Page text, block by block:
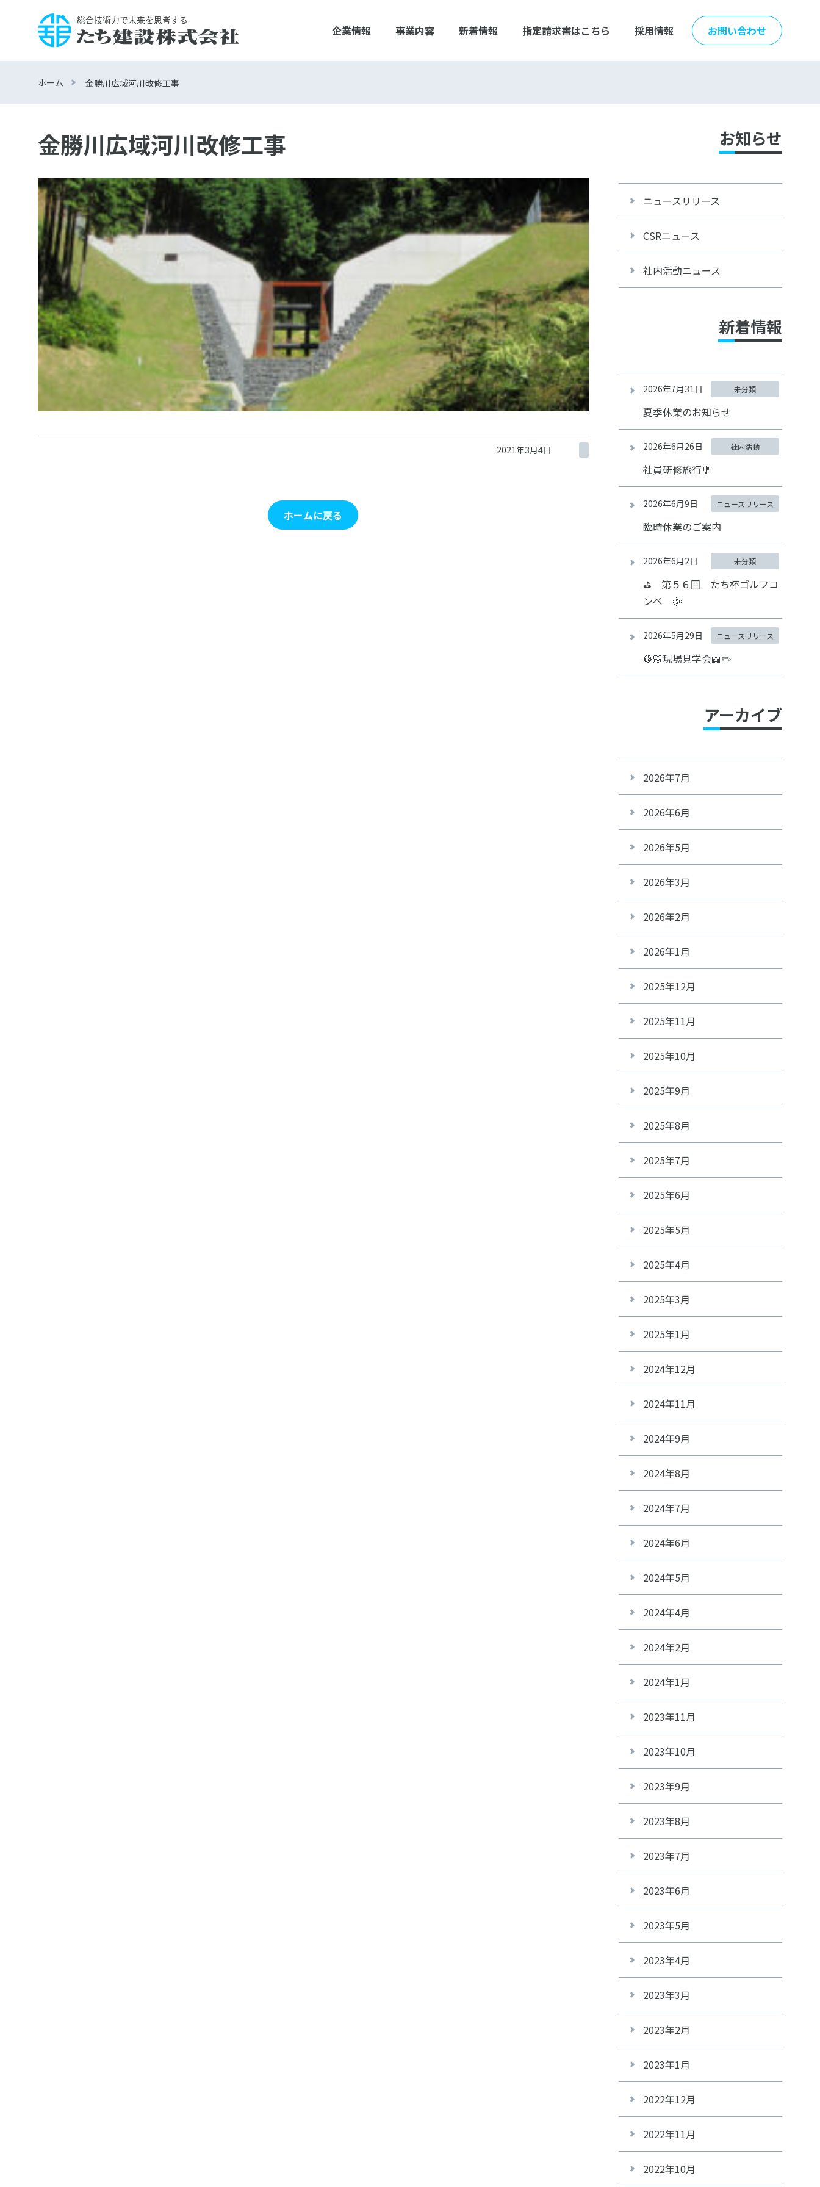
企業情報 事業内容 新着情報 指定請求書はこちら 採用情報 お問い合わせ
ホーム 金勝川広域河川改修工事
金勝川広域河川改修工事
2021年3月4日
ホームに戻る
お知らせ
ニュースリリース
CSRニュース
社内活動ニュース
新着情報
2026年7月31日 未分類
夏季休業のお知らせ
2026年6月26日 社内活動
社員研修旅行🎐
2026年6月9日 ニュースリリース
臨時休業のご案内
2026年6月2日 未分類
⛳ 第５６回 たち杯ゴルフコ
ンペ 🌞
2026年5月29日 ニュースリリース
👷🏻現場見学会📖✏️
アーカイブ
2026年7月
2026年6月
2026年5月
2026年3月
2026年2月
2026年1月
2025年12月
2025年11月
2025年10月
2025年9月
2025年8月
2025年7月
2025年6月
2025年5月
2025年4月
2025年3月
2025年1月
2024年12月
2024年11月
2024年9月
2024年8月
2024年7月
2024年6月
2024年5月
2024年4月
2024年2月
2024年1月
2023年11月
2023年10月
2023年9月
2023年8月
2023年7月
2023年6月
2023年5月
2023年4月
2023年3月
2023年2月
2023年1月
2022年12月
2022年11月
2022年10月